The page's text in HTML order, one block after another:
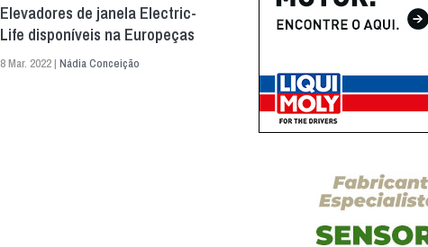
Elevadores de janela Electric-
Life disponíveis na Europeças
8 Mar. 2022 |Nádia Conceição